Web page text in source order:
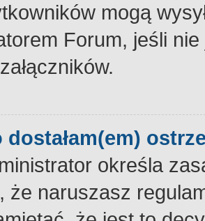
mogą
Forum, jeśli
dostałam(em)
określa
że naruszasz